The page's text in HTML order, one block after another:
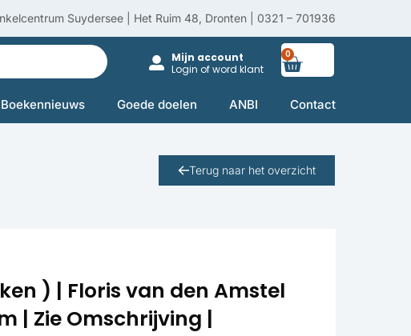
Suydersee | Het Ruim 48, Dronten | 0321 – 701936
Mijn account
Login of word klant
0
Boekennieuws Goede doelen ANBI Contact
Terug naar het overzicht
) | Floris van den Amstel
| Zie Omschrijving |